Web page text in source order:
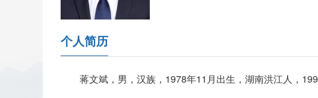
个人简历
蒋文斌，男，汉族，1978年11月出生，湖南洪江人，